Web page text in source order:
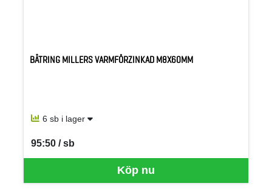
BÅTRING MILLERS VARMFÖRZINKAD M8X60MM
6 sb i lager
Köp nu
95:50 / sb
SEK per SB